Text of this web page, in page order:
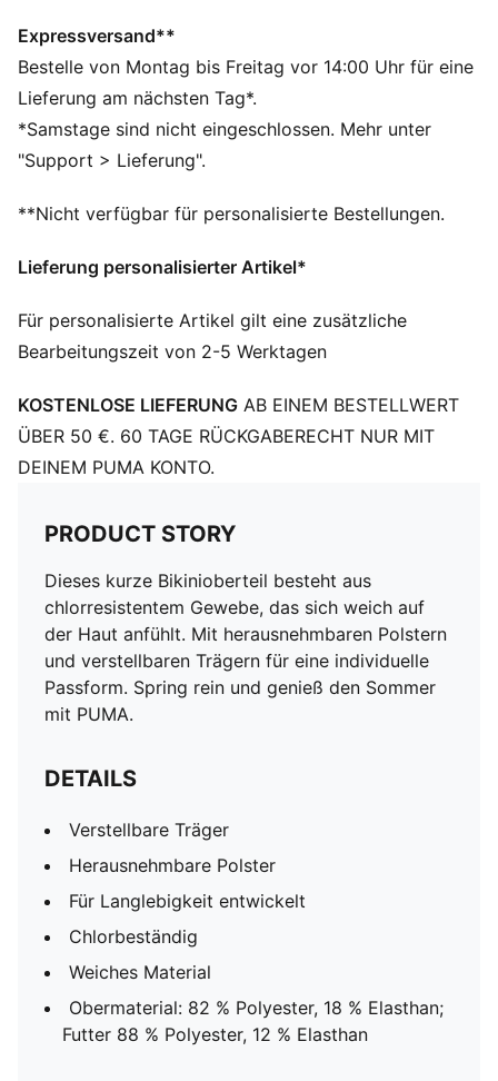
Chlorbeständig
Weiches Material
Obermaterial: 82 % Polyester, 18 % Elasthan; Futter 88
% Polyester, 12 % Elasthan
Expressversand**
Bestelle von Montag bis Freitag vor 14:00 Uhr für eine
Lieferung am nächsten Tag*.
*Samstage sind nicht eingeschlossen. Mehr unter
"Support > Lieferung".
**Nicht verfügbar für personalisierte Bestellungen.
Lieferung personalisierter Artikel*
Für personalisierte Artikel gilt eine zusätzliche
Bearbeitungszeit von 2-5 Werktagen
KOSTENLOSE LIEFERUNG AB EINEM BESTELLWERT
ÜBER 50 €. 60 TAGE RÜCKGABERECHT NUR MIT
DEINEM PUMA KONTO.
PRODUCT STORY
Dieses kurze Bikinioberteil besteht aus
chlorresistentem Gewebe, das sich weich auf
der Haut anfühlt. Mit herausnehmbaren Polstern
und verstellbaren Trägern für eine individuelle
Passform. Spring rein und genieß den Sommer
mit PUMA.
DETAILS
Verstellbare Träger
Herausnehmbare Polster
Für Langlebigkeit entwickelt
Chlorbeständig
Weiches Material
Obermaterial: 82 % Polyester, 18 % Elasthan;
Futter 88 % Polyester, 12 % Elasthan